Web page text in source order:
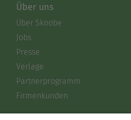
Über uns
Über Skoobe
Jobs
Presse
Verlage
Partnerprogramm
Firmenkunden